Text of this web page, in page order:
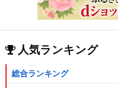
人気ランキング
総合ランキング